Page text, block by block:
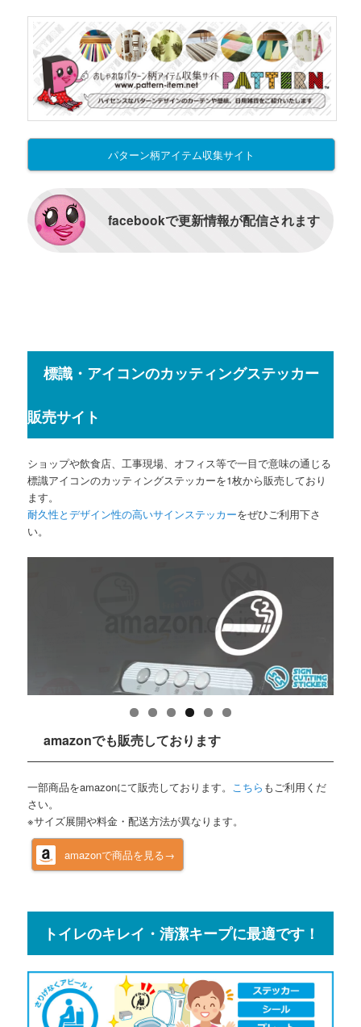
パターン柄アイテム収集サイト
facebookで更新情報が配信されます
標識・アイコンのカッティングステッカー
販売サイト
ショップや飲食店、工事現場、オフィス等で一目で意味の通じる
標識アイコンのカッティングステッカーを1枚から販売しており
ます。
耐久性とデザイン性の高いサインステッカーをぜひご利用下さ
い。
amazonでも販売しております
一部商品をamazonにて販売しております。 こちら もご利用くだ
さい。
※サイズ展開や料金・配送方法が異なります。
amazonで商品を見る→
トイレのキレイ・清潔キープに最適です！